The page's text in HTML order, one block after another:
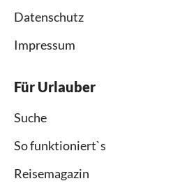
Datenschutz
Impressum
Für Urlauber
Suche
So funktioniert`s
Reisemagazin